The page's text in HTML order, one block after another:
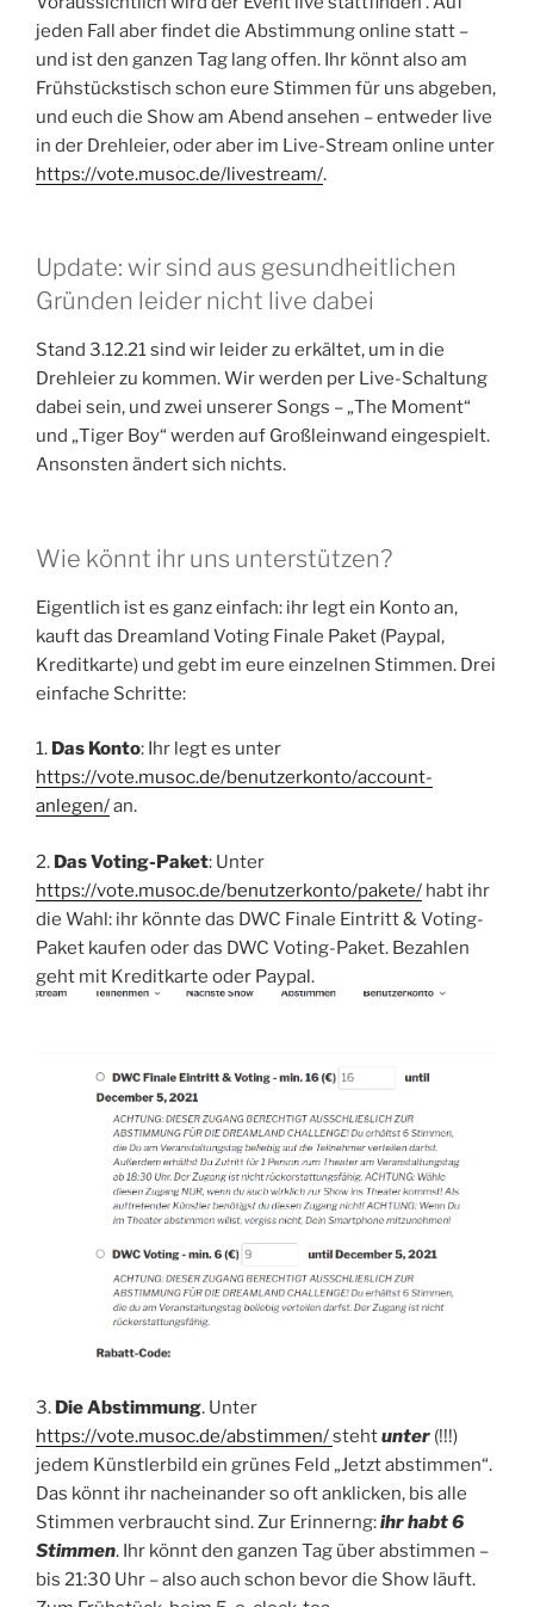
jeden Fall aber findet die Abstimmung online statt –
und ist den ganzen Tag lang offen. Ihr könnt also am
Frühstückstisch schon eure Stimmen für uns abgeben,
und euch die Show am Abend ansehen – entweder live
in der Drehleier, oder aber im Live-Stream online unter
https://vote.musoc.de/livestream/.
Update: wir sind aus gesundheitlichen
Gründen leider nicht live dabei
Stand 3.12.21 sind wir leider zu erkältet, um in die
Drehleier zu kommen. Wir werden per Live-Schaltung
dabei sein, und zwei unserer Songs – „The Moment“
und „Tiger Boy“ werden auf Großleinwand eingespielt.
Ansonsten ändert sich nichts.
Wie könnt ihr uns unterstützen?
Eigentlich ist es ganz einfach: ihr legt ein Konto an,
kauft das Dreamland Voting Finale Paket (Paypal,
Kreditkarte) und gebt im eure einzelnen Stimmen. Drei
einfache Schritte:
1. Das Konto: Ihr legt es unter
https://vote.musoc.de/benutzerkonto/account-
anlegen/an.
2. Das Voting-Paket: Unter
https://vote.musoc.de/benutzerkonto/pakete/ habt ihr
die Wahl: ihr könnte das DWC Finale Eintritt & Voting-
Paket kaufen oder das DWC Voting-Paket. Bezahlen
geht mit Kreditkarte oder Paypal.
3. Die Abstimmung. Unter
https://vote.musoc.de/abstimmen/stehtunter (!!!)
jedem Künstlerbild ein grünes Feld „Jetzt abstimmen“.
Das könnt ihr nacheinander so oft anklicken, bis alle
Stimmen verbraucht sind. Zur Erinnerng:ihr habt 6
Stimmen. Ihr könnt den ganzen Tag über abstimmen –
bis 21:30 Uhr – also auch schon bevor die Show läuft.